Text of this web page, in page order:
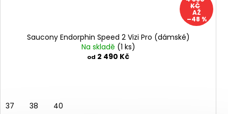
KČ
AŽ
–48 %
Saucony Endorphin Speed 2 Vizi Pro (dámské)
Na skladě (1 ks)
od 2 490 Kč
37 38 40